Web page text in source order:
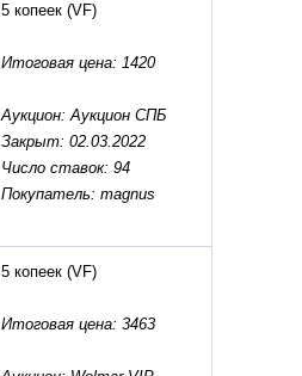
5 копеек (VF)
Итоговая цена: 1420
Аукцион: Аукцион СПБ
Закрыт: 02.03.2022
Число ставок: 94
Покупатель: magnus
5 копеек (VF)
Итоговая цена: 3463